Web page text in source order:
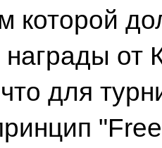
которой
от
для